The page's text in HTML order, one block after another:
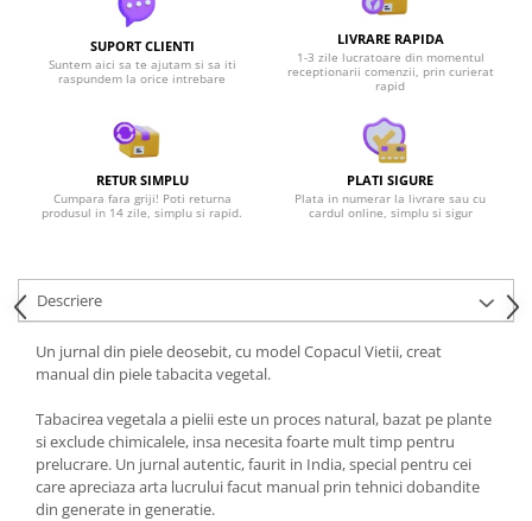
SUPORT CLIENTI
Suntem aici sa te ajutam si sa iti
raspundem la orice intrebare
LIVRARE RAPIDA
1-3 zile lucratoare din momentul
receptionarii comenzii, prin curierat
rapid
RETUR SIMPLU
Cumpara fara griji! Poti returna
produsul in 14 zile, simplu si rapid.
PLATI SIGURE
Plata in numerar la livrare sau cu
cardul online, simplu si sigur
Descriere
Un jurnal din piele deosebit, cu model Copacul Vietii, creat
manual din piele tabacita vegetal.
Tabacirea vegetala a pielii este un proces natural, bazat pe plante
si exclude chimicalele, insa necesita foarte mult timp pentru
prelucrare. Un jurnal autentic, faurit in India, special pentru cei
care apreciaza arta lucrului facut manual prin tehnici dobandite
din generate in generatie.